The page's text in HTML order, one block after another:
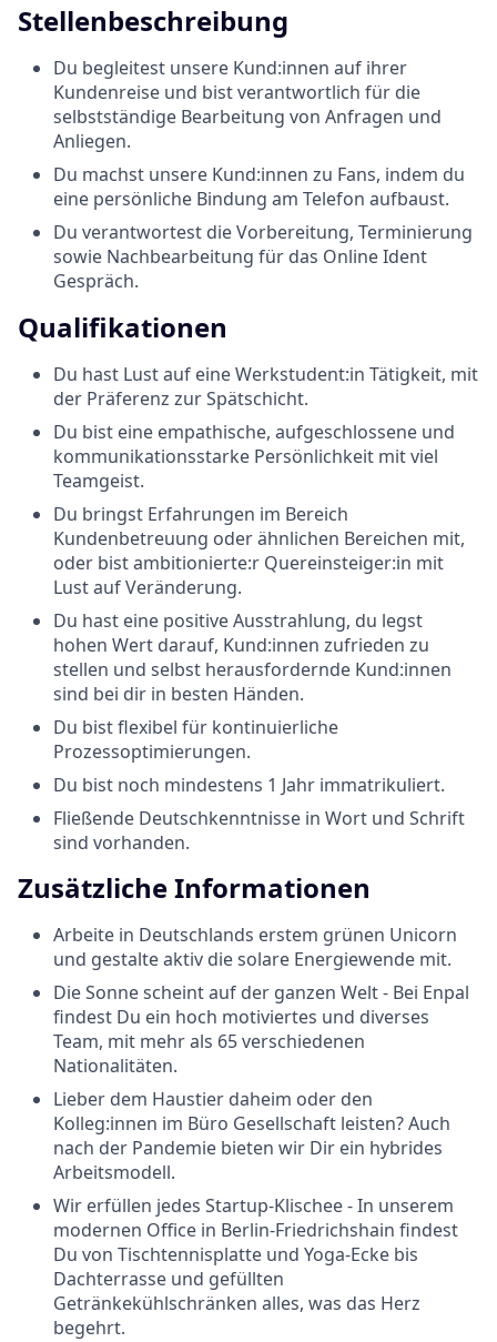
Stellenbeschreibung
Du begleitest unsere Kund:innen auf ihrer
Kundenreise und bist verantwortlich für die
selbstständige Bearbeitung von Anfragen und
Anliegen.
Du machst unsere Kund:innen zu Fans, indem du
eine persönliche Bindung am Telefon aufbaust.
Du verantwortest die Vorbereitung, Terminierung
sowie Nachbearbeitung für das Online Ident
Gespräch.
Qualifikationen
Du hast Lust auf eine Werkstudent:in Tätigkeit, mit
der Präferenz zur Spätschicht.
Du bist eine empathische, aufgeschlossene und
kommunikationsstarke Persönlichkeit mit viel
Teamgeist.
Du bringst Erfahrungen im Bereich
Kundenbetreuung oder ähnlichen Bereichen mit,
oder bist ambitionierte:r Quereinsteiger:in mit
Lust auf Veränderung.
Du hast eine positive Ausstrahlung, du legst
hohen Wert darauf, Kund:innen zufrieden zu
stellen und selbst herausfordernde Kund:innen
sind bei dir in besten Händen.
Du bist flexibel für kontinuierliche
Prozessoptimierungen.
Du bist noch mindestens 1 Jahr immatrikuliert.
Fließende Deutschkenntnisse in Wort und Schrift
sind vorhanden.
Zusätzliche Informationen
Arbeite in Deutschlands erstem grünen Unicorn
und gestalte aktiv die solare Energiewende mit.
Die Sonne scheint auf der ganzen Welt - Bei Enpal
findest Du ein hoch motiviertes und diverses
Team, mit mehr als 65 verschiedenen
Nationalitäten.
Lieber dem Haustier daheim oder den
Kolleg:innen im Büro Gesellschaft leisten? Auch
nach der Pandemie bieten wir Dir ein hybrides
Arbeitsmodell.
Wir erfüllen jedes Startup-Klischee - In unserem
modernen Office in Berlin-Friedrichshain findest
Du von Tischtennisplatte und Yoga-Ecke bis
Dachterrasse und gefüllten
Getränkekühlschränken alles, was das Herz
begehrt.